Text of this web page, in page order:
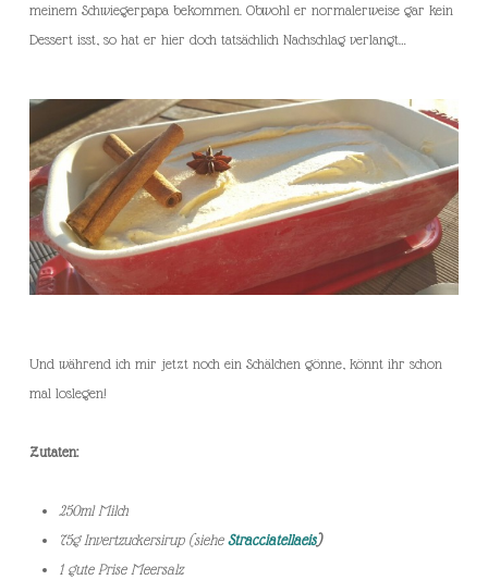
meinem Schwiegerpapa bekommen. Obwohl er normalerweise gar kein
Dessert isst, so hat er hier doch tatsächlich Nachschlag verlangt…
Und während ich mir jetzt noch ein Schälchen gönne, könnt ihr schon
mal loslegen!
Zutaten:
250ml Milch
75g Invertzuckersirup (sieheStracciatellaeis)
1 gute Prise Meersalz